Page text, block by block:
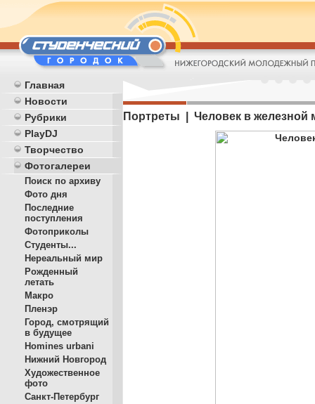
Главная
Новости
Рубрики
PlayDJ
Творчество
Фотогалереи
Поиск по архиву
Фото дня
Последние
поступления
Фотоприколы
Студенты...
Нереальный мир
Рожденный
летать
Макро
Пленэр
Город, смотрящий
в будущее
Homines urbani
Нижний Новгород
Художественное
фото
Санкт-Петербург
Портреты | Человек в железной